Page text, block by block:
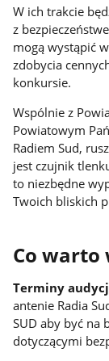
W ich trakcie
z
mogą wystąpić
zdobycia
konkursie.
Wspólnie z
Powiatowym
Radiem Sud,
jest czujnik
to niezbędne
Twoich bliskich
Co warto
Terminy
antenie Radia
SUD aby być na
dotyczącymi